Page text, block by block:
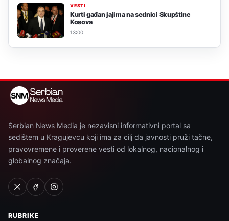
VESTI
Kurti gađan jajima na sednici Skupštine
Kosova
13:00
Serbian News Media je nezavisni informativni portal sa
sedištem u Kragujevcu koji ima za cilj da javnosti pruži tačne,
pravovremene i proverene vesti od lokalnog, nacionalnog i
globalnog značaja.
RUBRIKE